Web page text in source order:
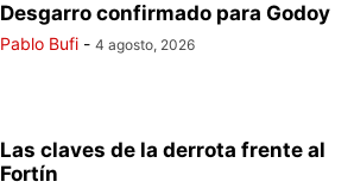
Desgarro confirmado para Godoy
Pablo Bufi - 4 agosto, 2026
Las claves de la derrota frente al
Fortín